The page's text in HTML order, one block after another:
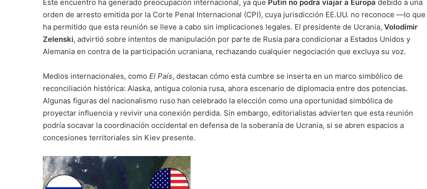
Este encuentro ha generado preocupación internacional, ya que Putin no podrá viajar a Europa debido a una
orden de arresto emitida por la Corte Penal Internacional (CPI), cuya jurisdicción EE.UU. no reconoce —lo que
ha permitido que esta reunión se lleve a cabo sin implicaciones legales. El presidente de Ucrania, Volodímir
Zelenski, advirtió sobre intentos de manipulación por parte de Rusia para condicionar a Estados Unidos y
Alemania en contra de la participación ucraniana, rechazando cualquier negociación que excluya su voz.
Medios internacionales, como El País, destacan cómo esta cumbre se inserta en un marco simbólico de
reconciliación histórica: Alaska, antigua colonia rusa, ahora escenario de diplomacia entre dos potencias.
Algunas figuras del nacionalismo ruso han celebrado la elección como una oportunidad simbólica de
proyectar influencia y revivir una conexión perdida. Sin embargo, editorialistas advierten que esta reunión
podría socavar la coordinación occidental en defensa de la soberanía de Ucrania, si se abren espacios a
concesiones territoriales sin Kiev presente.